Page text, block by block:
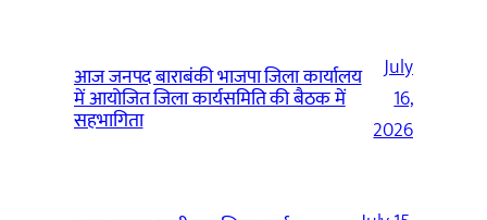
आज जनपद बाराबंकी भाजपा जिला कार्यालय
में आयोजित जिला कार्यसमिति की बैठक में
सहभागिता
July
16,
2026